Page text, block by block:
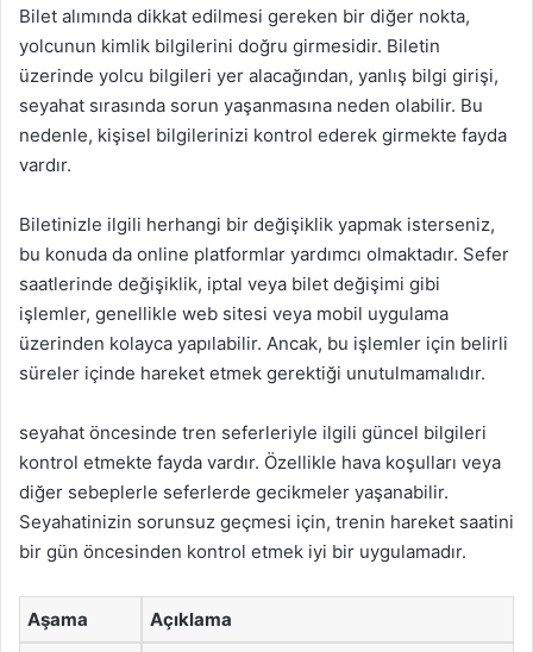
Bilet alımında dikkat edilmesi gereken bir diğer nokta,
yolcunun kimlik bilgilerini doğru girmesidir. Biletin
üzerinde yolcu bilgileri yer alacağından, yanlış bilgi girişi,
seyahat sırasında sorun yaşanmasına neden olabilir. Bu
nedenle, kişisel bilgilerinizi kontrol ederek girmekte fayda
vardır.
Biletinizle ilgili herhangi bir değişiklik yapmak isterseniz,
bu konuda da online platformlar yardımcı olmaktadır. Sefer
saatlerinde değişiklik, iptal veya bilet değişimi gibi
işlemler, genellikle web sitesi veya mobil uygulama
üzerinden kolayca yapılabilir. Ancak, bu işlemler için belirli
süreler içinde hareket etmek gerektiği unutulmamalıdır.
seyahat öncesinde tren seferleriyle ilgili güncel bilgileri
kontrol etmekte fayda vardır. Özellikle hava koşulları veya
diğer sebeplerle seferlerde gecikmeler yaşanabilir.
Seyahatinizin sorunsuz geçmesi için, trenin hareket saatini
bir gün öncesinden kontrol etmek iyi bir uygulamadır.
Aşama Açıklama